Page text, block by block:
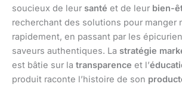
soucieux de leur santé et de leur bien-
recherchant des solutions pour manger
rapidement, en passant par les
saveurs authentiques. La stratégie
est bâtie sur la transparence et l’
produit raconte l’histoire de son